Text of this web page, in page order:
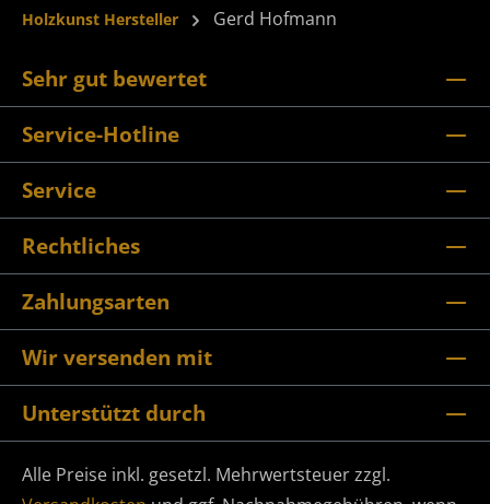
Holzkunst Hersteller Gerd Hofmann
Sehr gut bewertet
Service-Hotline
Service
Rechtliches
Zahlungsarten
Wir versenden mit
Unterstützt durch
Alle Preise inkl. gesetzl. Mehrwertsteuer zzgl.